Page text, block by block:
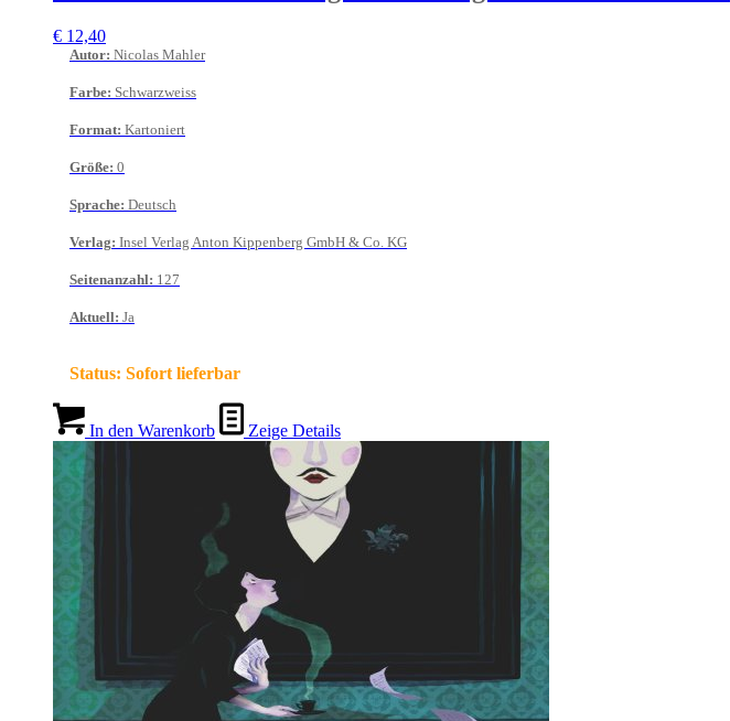
€ 12,40
Autor: Nicolas Mahler
Farbe: Schwarzweiss
Format: Kartoniert
Größe: 0
Sprache: Deutsch
Verlag: Insel Verlag Anton Kippenberg GmbH & Co. KG
Seitenanzahl: 127
Aktuell: Ja
Status: Sofort lieferbar
In den Warenkorb Zeige Details